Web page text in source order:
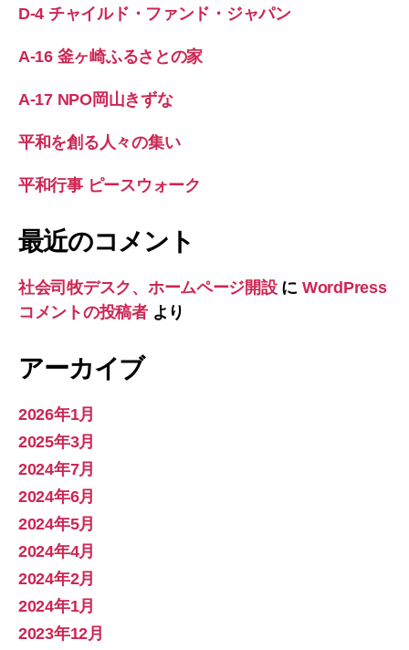
D-4 チャイルド・ファンド・ジャパン
A-16 釜ヶ崎ふるさとの家
A-17 NPO岡山きずな
平和を創る人々の集い
平和行事 ピースウォーク
最近のコメント
社会司牧デスク、ホームページ開設に WordPress
コメントの投稿者より
アーカイブ
2026年1月
2025年3月
2024年7月
2024年6月
2024年5月
2024年4月
2024年2月
2024年1月
2023年12月